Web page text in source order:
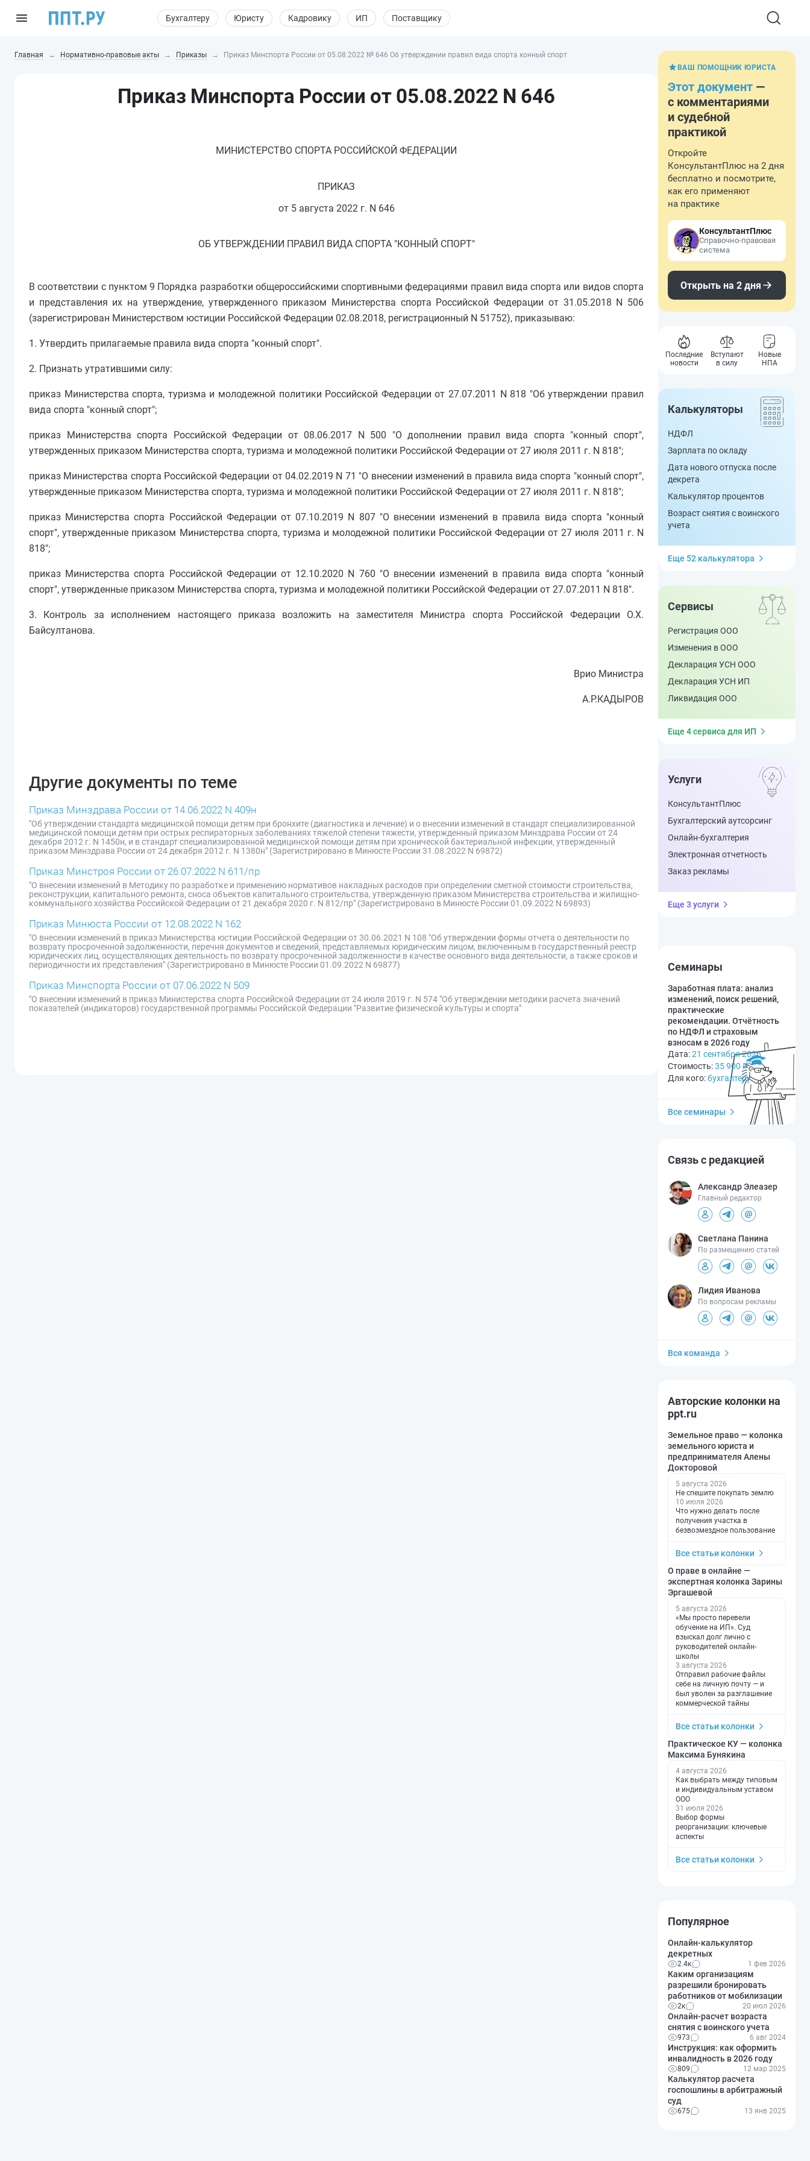
Бухгалтеру Юристу Кадровику ИП Поставщику
Главная Нормативно-правовые акты Приказы Приказ Минспорта России от 05.08.2022 № 646 Об утверждении правил вида спорта конный спорт
Приказ Минспорта России от 05.08.2022 N 646
МИНИСТЕРСТВО СПОРТА РОССИЙСКОЙ ФЕДЕРАЦИИ
ПРИКАЗ
от 5 августа 2022 г. N 646
ОБ УТВЕРЖДЕНИИ ПРАВИЛ ВИДА СПОРТА "КОННЫЙ СПОРТ"
В соответствии с пунктом 9 Порядка разработки общероссийскими спортивными федерациями правил вида спорта или видов спорта
и представления их на утверждение, утвержденного приказом Министерства спорта Российской Федерации от 31.05.2018 N 506
(зарегистрирован Министерством юстиции Российской Федерации 02.08.2018, регистрационный N 51752), приказываю:
1. Утвердить прилагаемые правила вида спорта "конный спорт".
2. Признать утратившими силу:
приказ Министерства спорта, туризма и молодежной политики Российской Федерации от 27.07.2011 N 818 "Об утверждении правил
вида спорта "конный спорт";
приказ Министерства спорта Российской Федерации от 08.06.2017 N 500 "О дополнении правил вида спорта "конный спорт",
утвержденных приказом Министерства спорта, туризма и молодежной политики Российской Федерации от 27 июля 2011 г. N 818";
приказ Министерства спорта Российской Федерации от 04.02.2019 N 71 "О внесении изменений в правила вида спорта "конный спорт",
утвержденные приказом Министерства спорта, туризма и молодежной политики Российской Федерации от 27 июля 2011 г. N 818";
приказ Министерства спорта Российской Федерации от 07.10.2019 N 807 "О внесении изменений в правила вида спорта "конный
спорт", утвержденные приказом Министерства спорта, туризма и молодежной политики Российской Федерации от 27 июля 2011 г. N
818";
приказ Министерства спорта Российской Федерации от 12.10.2020 N 760 "О внесении изменений в правила вида спорта "конный
спорт", утвержденные приказом Министерства спорта, туризма и молодежной политики Российской Федерации от 27.07.2011 N 818".
3. Контроль за исполнением настоящего приказа возложить на заместителя Министра спорта Российской Федерации О.Х.
Байсултанова.
Врио Министра
А.Р.КАДЫРОВ
Другие документы по теме
Приказ Минздрава России от 14.06.2022 N 409н
"Об утверждении стандарта медицинской помощи детям при бронхите (диагностика и лечение) и о внесении изменений в стандарт специализированной
медицинской помощи детям при острых респираторных заболеваниях тяжелой степени тяжести, утвержденный приказом Минздрава России от 24
декабря 2012 г. N 1450н, и в стандарт специализированной медицинской помощи детям при хронической бактериальной инфекции, утвержденный
приказом Минздрава России от 24 декабря 2012 г. N 1380н" (Зарегистрировано в Минюсте России 31.08.2022 N 69872)
Приказ Минстроя России от 26.07.2022 N 611/пр
"О внесении изменений в Методику по разработке и применению нормативов накладных расходов при определении сметной стоимости строительства,
реконструкции, капитального ремонта, сноса объектов капитального строительства, утвержденную приказом Министерства строительства и жилищно-
коммунального хозяйства Российской Федерации от 21 декабря 2020 г. N 812/пр" (Зарегистрировано в Минюсте России 01.09.2022 N 69893)
Приказ Минюста России от 12.08.2022 N 162
"О внесении изменений в приказ Министерства юстиции Российской Федерации от 30.06.2021 N 108 "Об утверждении формы отчета о деятельности по
возврату просроченной задолженности, перечня документов и сведений, представляемых юридическим лицом, включенным в государственный реестр
юридических лиц, осуществляющих деятельность по возврату просроченной задолженности в качестве основного вида деятельности, а также сроков и
периодичности их представления" (Зарегистрировано в Минюсте России 01.09.2022 N 69877)
Приказ Минспорта России от 07.06.2022 N 509
"О внесении изменений в приказ Министерства спорта Российской Федерации от 24 июля 2019 г. N 574 "Об утверждении методики расчета значений
показателей (индикаторов) государственной программы Российской Федерации "Развитие физической культуры и спорта"
ВАШ ПОМОЩНИК ЮРИСТА
Этот документ —
с комментариями
и судебной
практикой
Откройте
КонсультантПлюс на 2 дня
бесплатно и посмотрите,
как его применяют
на практике
КонсультантПлюс
Справочно-правовая
система
Открыть на 2 дня
Последние
новости
Вступают
в силу
Новые
НПА
Калькуляторы
НДФЛ
Зарплата по окладу
Дата нового отпуска после
декрета
Калькулятор процентов
Возраст снятия с воинского
учета
Еще 52 калькулятора
Сервисы
Регистрация ООО
Изменения в ООО
Декларация УСН ООО
Декларация УСН ИП
Ликвидация ООО
Еще 4 сервиса для ИП
Услуги
КонсультантПлюс
Бухгалтерский аутсорсинг
Онлайн-бухгалтерия
Электронная отчетность
Заказ рекламы
Еще 3 услуги
Семинары
Заработная плата: анализ
изменений, поиск решений,
практические
рекомендации. Отчётность
по НДФЛ и страховым
взносам в 2026 году
Дата:21 сентября 2026
Стоимость:35 900 ₽
Для кого:бухгалтеру
Все семинары
Связь с редакцией
Александр Элеазер
Главный редактор
Светлана Панина
По размещению статей
Лидия Иванова
По вопросам рекламы
Вся команда
Авторские колонки на
ppt.ru
Земельное право — колонка
земельного юриста и
предпринимателя Алены
Докторовой
5 августа 2026
Не спешите покупать землю
10 июля 2026
Что нужно делать после
получения участка в
безвозмездное пользование
Все статьи колонки
О праве в онлайне —
экспертная колонка Зарины
Эргашевой
5 августа 2026
«Мы просто перевели
обучение на ИП». Суд
взыскал долг лично с
руководителей онлайн-
школы
3 августа 2026
Отправил рабочие файлы
себе на личную почту — и
был уволен за разглашение
коммерческой тайны
Все статьи колонки
Практическое КУ — колонка
Максима Бунякина
4 августа 2026
Как выбрать между типовым
и индивидуальным уставом
ООО
31 июля 2026
Выбор формы
реорганизации: ключевые
аспекты
Все статьи колонки
Популярное
Онлайн-калькулятор
декретных
2.4к 1 фев 2026
Каким организациям
разрешили бронировать
работников от мобилизации
2к 20 июл 2026
Онлайн-расчет возраста
снятия с воинского учета
973 6 авг 2024
Инструкция: как оформить
инвалидность в 2026 году
809 12 мар 2025
Калькулятор расчета
госпошлины в арбитражный
суд
675 13 янв 2025